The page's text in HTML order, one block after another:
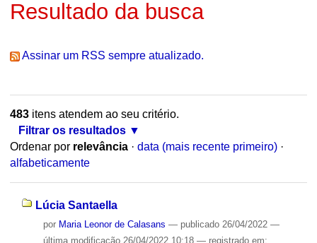
Resultado da busca
Assinar um RSS sempre atualizado.
483itens atendem ao seu critério.
Filtrar os resultados
Ordenar por relevância · data (mais recente primeiro) ·
alfabeticamente
Lúcia Santaella
por Maria Leonor de Calasans — publicado26/04/2022 —
última modificação26/04/2022 10:18 — registrado em: